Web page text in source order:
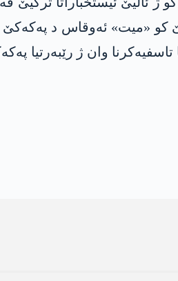
«میت» ئه‌وقاس د په‌كه‌كێ
وان ژ رێبه‌رتیا